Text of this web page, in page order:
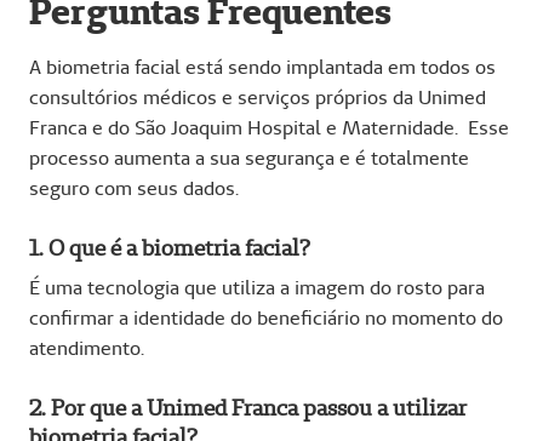
Perguntas Frequentes
A biometria facial está sendo implantada em todos os
consultórios médicos e serviços próprios da Unimed
Franca e do São Joaquim Hospital e Maternidade. Esse
processo aumenta a sua segurança e é totalmente
seguro com seus dados.
1. O que é a biometria facial?
É uma tecnologia que utiliza a imagem do rosto para
confirmar a identidade do beneficiário no momento do
atendimento.
2. Por que a Unimed Franca passou a utilizar